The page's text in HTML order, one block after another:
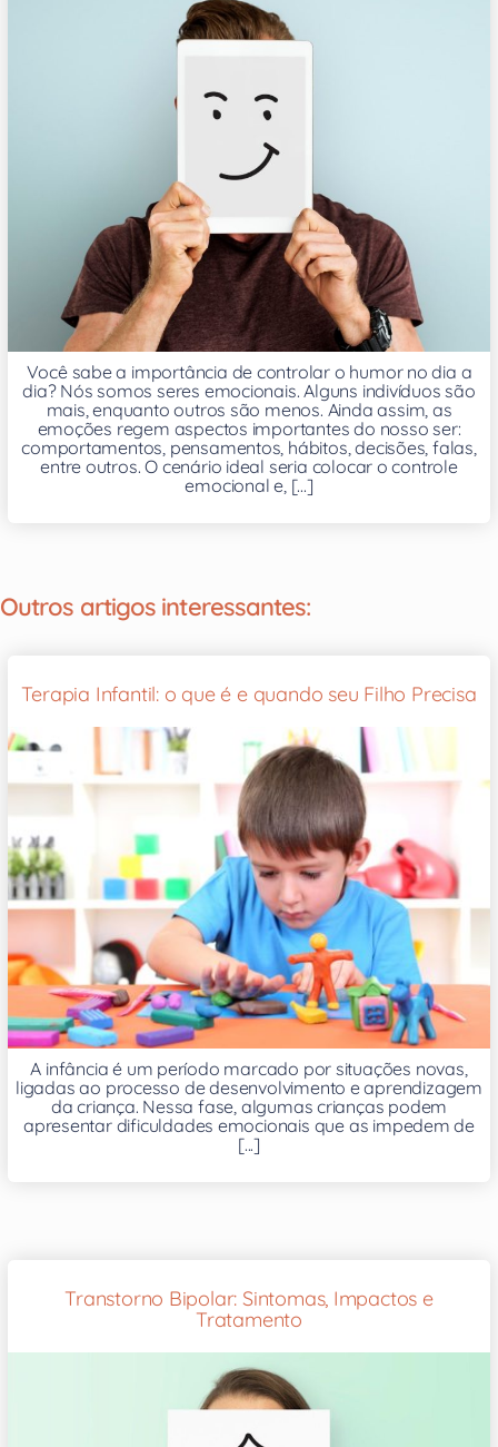
Você sabe a importância de controlar o humor no dia a
dia? Nós somos seres emocionais. Alguns indivíduos são
mais, enquanto outros são menos. Ainda assim, as
emoções regem aspectos importantes do nosso ser:
comportamentos, pensamentos, hábitos, decisões, falas,
entre outros. O cenário ideal seria colocar o controle
emocional e, [...]
Outros artigos interessantes:
Terapia Infantil: o que é e quando seu Filho Precisa
A infância é um período marcado por situações novas,
ligadas ao processo de desenvolvimento e aprendizagem
da criança. Nessa fase, algumas crianças podem
apresentar dificuldades emocionais que as impedem de
[...]
Transtorno Bipolar: Sintomas, Impactos e
Tratamento